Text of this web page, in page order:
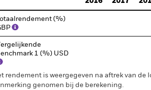
Totaalrendement (%)
1 (%) USD
rendement is weergegeven na aftrek van
genomen bij de berekening.